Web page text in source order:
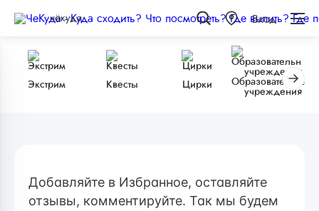
чёкуда Вход
Экстрим Квесты Цирки
Образовательные
учреждения
Добавляйте в Избранное, оставляйте
отзывы, комментируйте. Так мы будем